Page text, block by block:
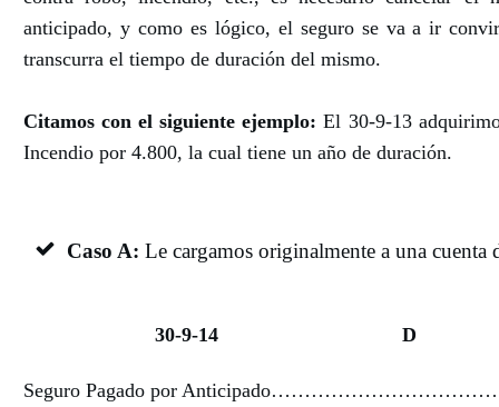
anticipado, y como es lógico, el seguro se va a ir
transcurra el tiempo de duración del mismo.
Citamos con el siguiente ejemplo:El 30-9-13
Incendio por 4.800, la cual tiene un año de duración.
Caso A: Le cargamos originalmente a una cuenta
30-9-14 D
Seguro Pagado por